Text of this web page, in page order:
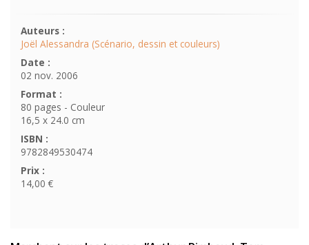
Auteurs :
Joël Alessandra (Scénario, dessin et couleurs)
Date :
02 nov. 2006
Format :
80 pages - Couleur
16,5 x 24.0 cm
ISBN :
9782849530474
Prix :
14,00 €